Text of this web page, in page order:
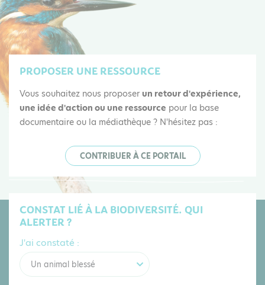
PROPOSER UNE RESSOURCE
Vous souhaitez nous proposer un retour d'expérience,
une idée d'action ou une ressource pour la base
documentaire ou la médiathèque ? N'hésitez pas :
CONTRIBUER À CE PORTAIL
CONSTAT LIÉ À LA BIODIVERSITÉ. QUI
ALERTER ?
J'ai constaté :
Un animal blessé